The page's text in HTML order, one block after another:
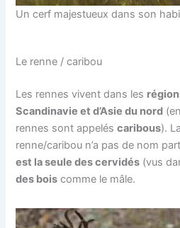
Un cerf majestueux dans son
Le renne / caribou
Les rennes vivent dans les
Scandinavie et d’Asie du nord
rennes sont appeléscaribous).
renne/caribou n’a pas de nom
est la seule des cervidés (vus
des bois comme le mâle.